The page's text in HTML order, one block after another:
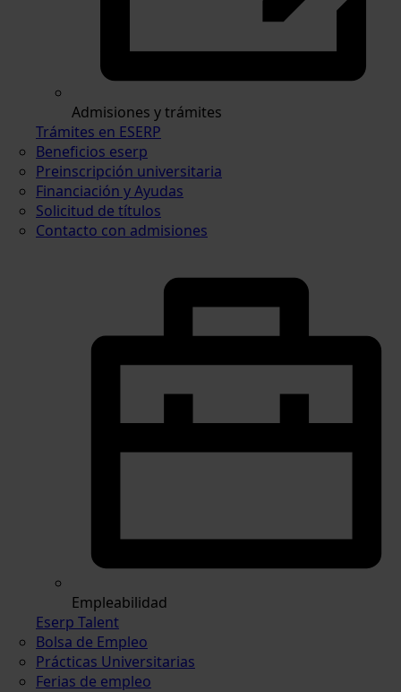
Admisiones y trámites
Trámites en ESERP
Beneficios eserp
Preinscripción universitaria
Financiación y Ayudas
Solicitud de títulos
Contacto con admisiones
Empleabilidad
Eserp Talent
Bolsa de Empleo
Prácticas Universitarias
Ferias de empleo